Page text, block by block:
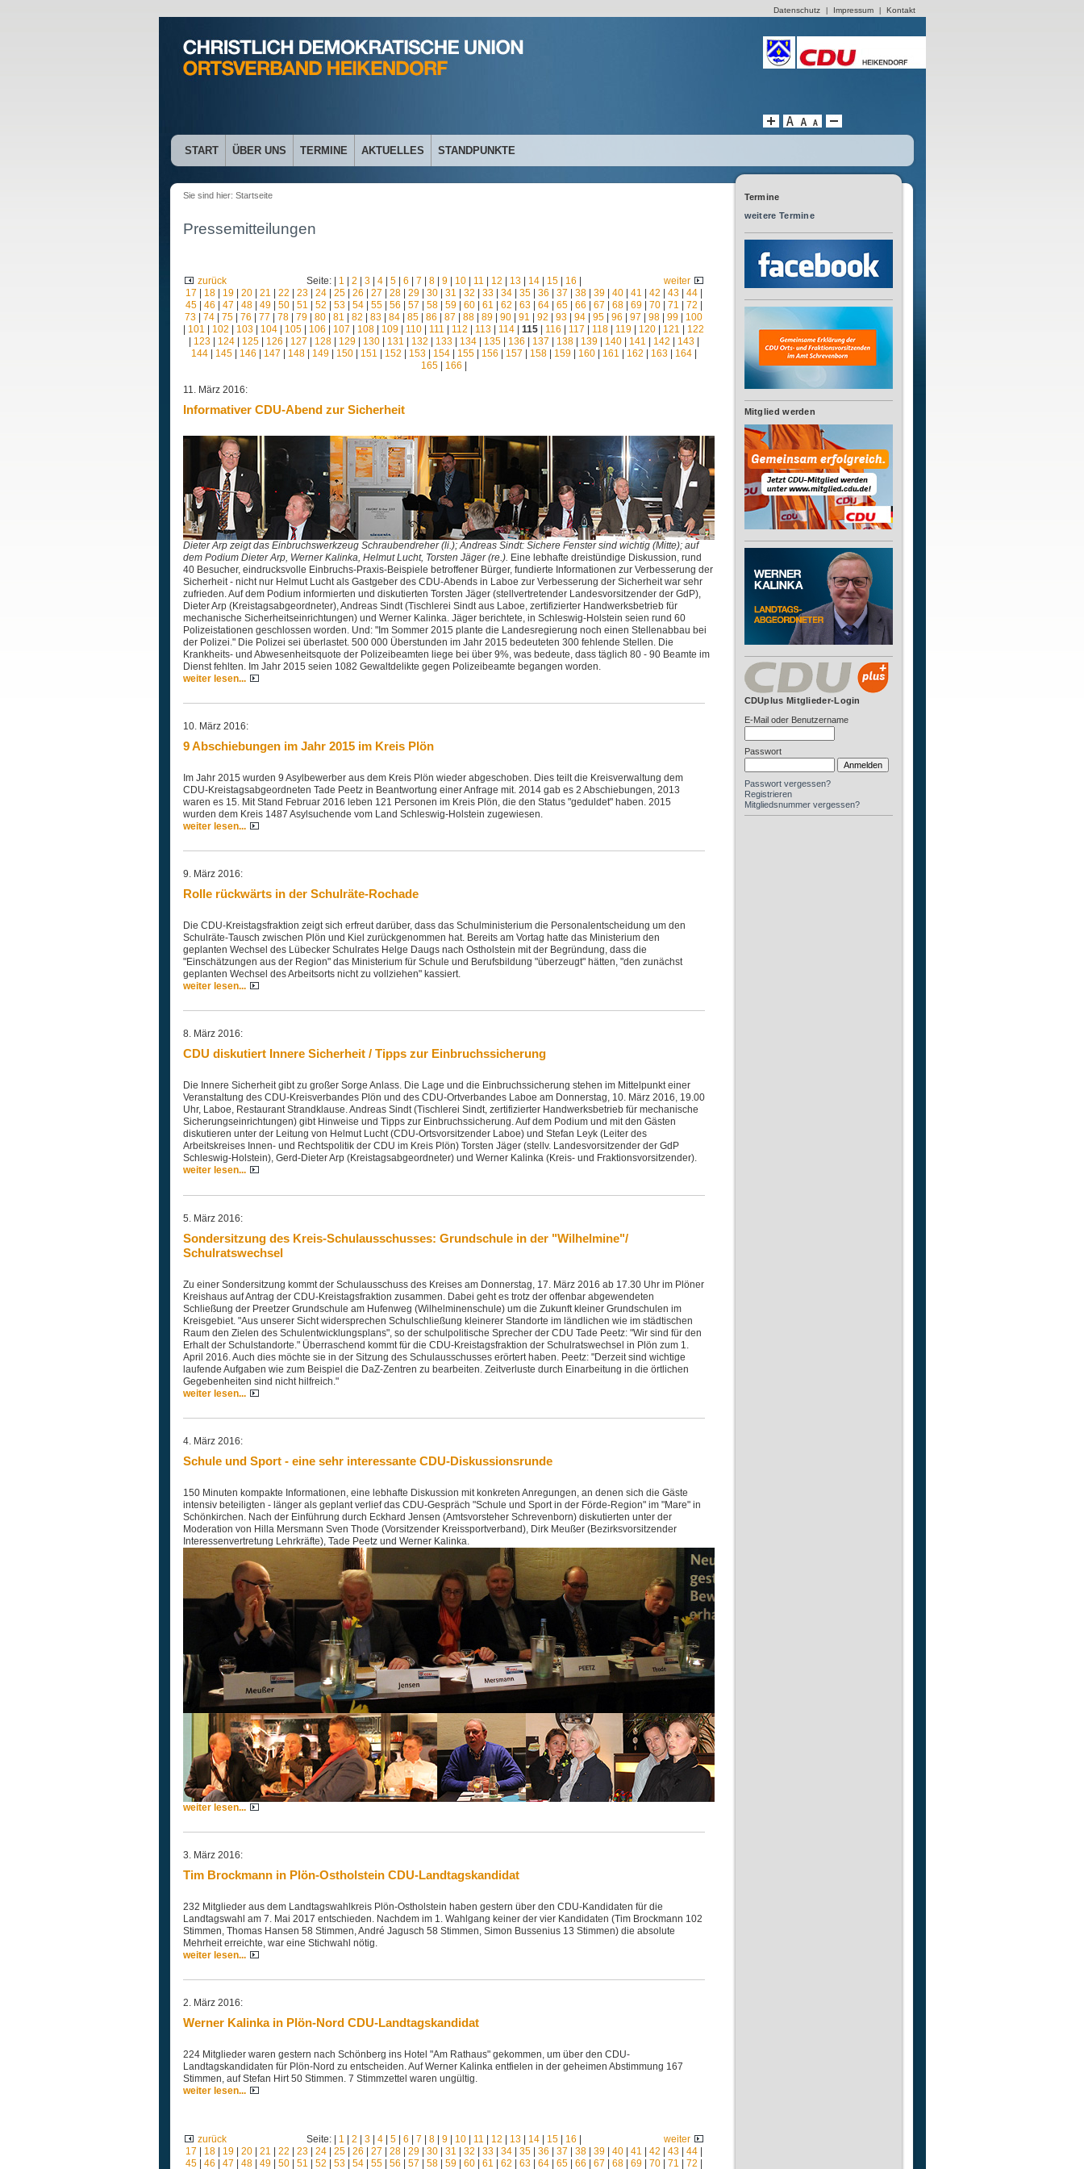
Datenschutz Impressum Kontakt
START ÜBER UNS TERMINE AKTUELLES STANDPUNKTE
Sie sind hier: Startseite
Pressemitteilungen
weiter
zurück Seite: | 1 2 3| 4| 5| 6 7 8| 9| 10| 11 12 13| 14| 15| 16
17
18| 19| 20| 21 22 23| 24| 25| 26 27 28| 29| 30| 31 32 33| 34| 35| 36 37 38| 39| 40| 41 42 43| 44|
45| 46 47 48| 49| 50| 51 52 53| 54| 55| 56 57 58| 59| 60| 61 62 63| 64| 65| 66 67 68| 69| 70| 71 72
73
74 75 76 77 78 79 80 81 82 83 84 85 86 87 88 89 90 91 92 93 94 95 96 97 98 99
100
101 102 103 104 105 106 107 108 109 110 111 112 113 114 115 116 117 118 119 120 121
122
123| 124| 125| 126 127 128| 129| 130| 131 132 133| 134| 135| 136 137 138| 139| 140| 141 142 143|
144| 145| 146 147 148| 149| 150| 151 152 153| 154| 155| 156 157 158| 159| 160| 161 162 163| 164|
165| 166
11. März 2016:
Informativer CDU-Abend zur Sicherheit
Dieter Arp zeigt das Einbruchswerkzeug Schraubendreher (li.); Andreas Sindt: Sichere Fenster sind wichtig (Mitte); auf
dem Podium Dieter Arp, Werner Kalinka, Helmut Lucht, Torsten Jäger (re.). Eine lebhafte dreistündige Diskussion, rund
40 Besucher, eindrucksvolle Einbruchs-Praxis-Beispiele betroffener Bürger, fundierte Informationen zur Verbesserung der
Sicherheit - nicht nur Helmut Lucht als Gastgeber des CDU-Abends in Laboe zur Verbesserung der Sicherheit war sehr
zufrieden. Auf dem Podium informierten und diskutierten Torsten Jäger (stellvertretender Landesvorsitzender der GdP),
Dieter Arp (Kreistagsabgeordneter), Andreas Sindt (Tischlerei Sindt aus Laboe, zertifizierter Handwerksbetrieb für
mechanische Sicherheitseinrichtungen) und Werner Kalinka. Jäger berichtete, in Schleswig-Holstein seien rund 60
Polizeistationen geschlossen worden. Und: "Im Sommer 2015 plante die Landesregierung noch einen Stellenabbau bei
der Polizei." Die Polizei sei überlastet. 500 000 Überstunden im Jahr 2015 bedeuteten 300 fehlende Stellen. Die
Krankheits- und Abwesenheitsquote der Polizeibeamten liege bei über 9%, was bedeute, dass täglich 80 - 90 Beamte im
Dienst fehlten. Im Jahr 2015 seien 1082 Gewaltdelikte gegen Polizeibeamte begangen worden.
weiter lesen...
10. März 2016:
9 Abschiebungen im Jahr 2015 im Kreis Plön
Im Jahr 2015 wurden 9 Asylbewerber aus dem Kreis Plön wieder abgeschoben. Dies teilt die Kreisverwaltung dem
CDU-Kreistagsabgeordneten Tade Peetz in Beantwortung einer Anfrage mit. 2014 gab es 2 Abschiebungen, 2013
waren es 15. Mit Stand Februar 2016 leben 121 Personen im Kreis Plön, die den Status "geduldet" haben. 2015
wurden dem Kreis 1487 Asylsuchende vom Land Schleswig-Holstein zugewiesen.
weiter lesen...
9. März 2016:
Rolle rückwärts in der Schulräte-Rochade
Die CDU-Kreistagsfraktion zeigt sich erfreut darüber, dass das Schulministerium die Personalentscheidung um den
Schulräte-Tausch zwischen Plön und Kiel zurückgenommen hat. Bereits am Vortag hatte das Ministerium den
geplanten Wechsel des Lübecker Schulrates Helge Daugs nach Ostholstein mit der Begründung, dass die
"Einschätzungen aus der Region" das Ministerium für Schule und Berufsbildung "überzeugt" hätten, "den zunächst
geplanten Wechsel des Arbeitsorts nicht zu vollziehen" kassiert.
weiter lesen...
8. März 2016:
CDU diskutiert Innere Sicherheit / Tipps zur Einbruchssicherung
Die Innere Sicherheit gibt zu großer Sorge Anlass. Die Lage und die Einbruchssicherung stehen im Mittelpunkt einer
Veranstaltung des CDU-Kreisverbandes Plön und des CDU-Ortverbandes Laboe am Donnerstag, 10. März 2016, 19.00
Uhr, Laboe, Restaurant Strandklause. Andreas Sindt (Tischlerei Sindt, zertifizierter Handwerksbetrieb für mechanische
Sicherungseinrichtungen) gibt Hinweise und Tipps zur Einbruchssicherung. Auf dem Podium und mit den Gästen
diskutieren unter der Leitung von Helmut Lucht (CDU-Ortsvorsitzender Laboe) und Stefan Leyk (Leiter des
Arbeitskreises Innen- und Rechtspolitik der CDU im Kreis Plön) Torsten Jäger (stellv. Landesvorsitzender der GdP
Schleswig-Holstein), Gerd-Dieter Arp (Kreistagsabgeordneter) und Werner Kalinka (Kreis- und Fraktionsvorsitzender).
weiter lesen...
5. März 2016:
Sondersitzung des Kreis-Schulausschusses: Grundschule in der "Wilhelmine"/
Schulratswechsel
Zu einer Sondersitzung kommt der Schulausschuss des Kreises am Donnerstag, 17. März 2016 ab 17.30 Uhr im Plöner
Kreishaus auf Antrag der CDU-Kreistagsfraktion zusammen. Dabei geht es trotz der offenbar abgewendeten
Schließung der Preetzer Grundschule am Hufenweg (Wilhelminenschule) um die Zukunft kleiner Grundschulen im
Kreisgebiet. "Aus unserer Sicht widersprechen Schulschließung kleinerer Standorte im ländlichen wie im städtischen
Raum den Zielen des Schulentwicklungsplans", so der schulpolitische Sprecher der CDU Tade Peetz: "Wir sind für den
Erhalt der Schulstandorte." Überraschend kommt für die CDU-Kreistagsfraktion der Schulratswechsel in Plön zum 1.
April 2016. Auch dies möchte sie in der Sitzung des Schulausschusses erörtert haben. Peetz: "Derzeit sind wichtige
laufende Aufgaben wie zum Beispiel die DaZ-Zentren zu bearbeiten. Zeitverluste durch Einarbeitung in die örtlichen
Gegebenheiten sind nicht hilfreich."
weiter lesen...
4. März 2016:
Schule und Sport - eine sehr interessante CDU-Diskussionsrunde
150 Minuten kompakte Informationen, eine lebhafte Diskussion mit konkreten Anregungen, an denen sich die Gäste
intensiv beteiligten - länger als geplant verlief das CDU-Gespräch "Schule und Sport in der Förde-Region" im "Mare" in
Schönkirchen. Nach der Einführung durch Eckhard Jensen (Amtsvorsteher Schrevenborn) diskutierten unter der
Moderation von Hilla Mersmann Sven Thode (Vorsitzender Kreissportverband), Dirk Meußer (Bezirksvorsitzender
Interessenvertretung Lehrkräfte), Tade Peetz und Werner Kalinka.
weiter lesen...
3. März 2016:
Tim Brockmann in Plön-Ostholstein CDU-Landtagskandidat
232 Mitglieder aus dem Landtagswahlkreis Plön-Ostholstein haben gestern über den CDU-Kandidaten für die
Landtagswahl am 7. Mai 2017 entschieden. Nachdem im 1. Wahlgang keiner der vier Kandidaten (Tim Brockmann 102
Stimmen, Thomas Hansen 58 Stimmen, André Jagusch 58 Stimmen, Simon Bussenius 13 Stimmen) die absolute
Mehrheit erreichte, war eine Stichwahl nötig.
weiter lesen...
2. März 2016:
Werner Kalinka in Plön-Nord CDU-Landtagskandidat
224 Mitglieder waren gestern nach Schönberg ins Hotel "Am Rathaus" gekommen, um über den CDU-
Landtagskandidaten für Plön-Nord zu entscheiden. Auf Werner Kalinka entfielen in der geheimen Abstimmung 167
Stimmen, auf Stefan Hirt 50 Stimmen. 7 Stimmzettel waren ungültig.
weiter lesen...
weiter
zurück Seite: | 1 2 3| 4| 5| 6 7 8| 9| 10| 11 12 13| 14| 15| 16
17
18| 19| 20| 21 22 23| 24| 25| 26 27 28| 29| 30| 31 32 33| 34| 35| 36 37 38| 39| 40| 41 42 43| 44|
45| 46 47 48| 49| 50| 51 52 53| 54| 55| 56 57 58| 59| 60| 61 62 63| 64| 65| 66 67 68| 69| 70| 71 72
Termine
weitere Termine
Mitglied werden
CDUplus Mitglieder-Login
E-Mail oder Benutzername
Passwort
Passwort vergessen?
Registrieren
Mitgliedsnummer vergessen?